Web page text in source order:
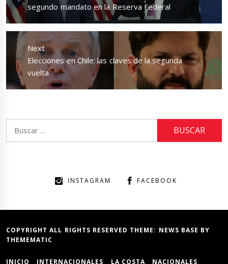
post:
segundo mandato en la Reserva Federal
Next
Next
post:
Elecciones en Chile: las claves de la segunda
vuelta
INSTAGRAM FACEBOOK
COPYRIGHT ALL RIGHTS RESERVED THEME: NEWS BASE BY
THEMEMATIC
INICIO INTERNACIONALES LA COSTA NACIONALES